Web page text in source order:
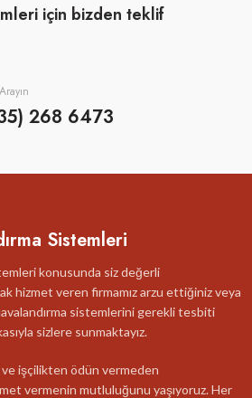
için bizden teklif
268 6473
Sistemleri
konusunda siz değerli
hizmet veren firmamız arzu ettiğiniz veya
sistemlerini gerekli tesbiti
sizlere sunmaktayız.
ve işçilikten ödün vermeden
vermenin mutluluğunu yaşıyoruz. Her